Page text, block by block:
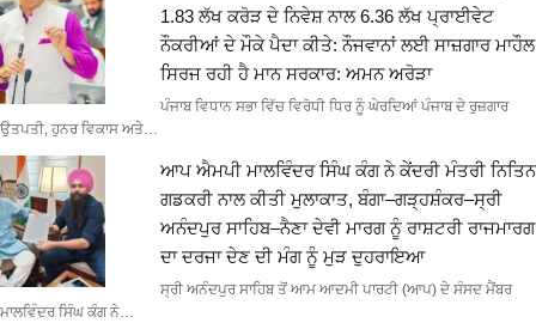
1.83 ਲੱਖ ਕਰੋੜ ਦੇ ਨਿਵੇਸ਼ ਨਾਲ 6.36 ਲੱਖ ਪ੍ਰਾਈਵੇਟ
ਨੌਕਰੀਆਂ ਦੇ ਮੌਕੇ ਪੈਦਾ ਕੀਤੇ: ਨੌਜਵਾਨਾਂ ਲਈ ਸਾਜ਼ਗਾਰ ਮਾਹੌਲ
ਸਿਰਜ ਰਹੀ ਹੈ ਮਾਨ ਸਰਕਾਰ: ਅਮਨ ਅਰੋੜਾ
ਪੰਜਾਬ ਵਿਧਾਨ ਸਭਾ ਵਿੱਚ ਵਿਰੋਧੀ ਧਿਰ ਨੂੰ ਘੇਰਦਿਆਂ ਪੰਜਾਬ ਦੇ ਰੁਜ਼ਗਾਰ
ਉਤਪਤੀ, ਹੁਨਰ ਵਿਕਾਸ ਅਤੇ…
ਆਪ ਐਮਪੀ ਮਾਲਵਿੰਦਰ ਸਿੰਘ ਕੰਗ ਨੇ ਕੇਂਦਰੀ ਮੰਤਰੀ ਨਿਤਿਨ
ਗਡਕਰੀ ਨਾਲ ਕੀਤੀ ਮੁਲਾਕਾਤ, ਬੰਗਾ–ਗੜ੍ਹਸ਼ੰਕਰ–ਸ੍ਰੀ
ਅਨੰਦਪੁਰ ਸਾਹਿਬ–ਨੈਣਾ ਦੇਵੀ ਮਾਰਗ ਨੂੰ ਰਾਸ਼ਟਰੀ ਰਾਜਮਾਰਗ
ਦਾ ਦਰਜਾ ਦੇਣ ਦੀ ਮੰਗ ਨੂੰ ਮੁੜ ਦੁਹਰਾਇਆ
ਸ੍ਰੀ ਅਨੰਦਪੁਰ ਸਾਹਿਬ ਤੋਂ ਆਮ ਆਦਮੀ ਪਾਰਟੀ (ਆਪ) ਦੇ ਸੰਸਦ ਮੈਂਬਰ
ਮਾਲਵਿੰਦਰ ਸਿੰਘ ਕੰਗ ਨੇ…